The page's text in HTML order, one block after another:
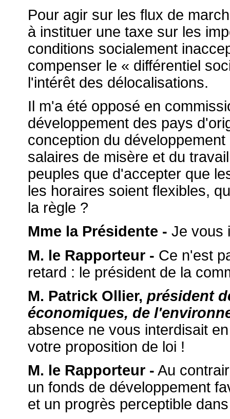
Pour agir sur les flux de
à instituer une taxe sur les
conditions socialement
compenser le « différentiel
l'intérêt des délocalisations.
Il m'a été opposé en
développement des pays
conception du
salaires de misère et du
peuples que d'accepter que
les horaires soient flexibles,
la règle ?
Mme la Présidente - Je vous
M. le Rapporteur - Ce n'est
retard : le président de la
M. Patrick Ollier, président
économiques, de
absence ne vous interdisait
votre proposition de loi !
M. le Rapporteur - Au
un fonds de développement
et un progrès perceptible